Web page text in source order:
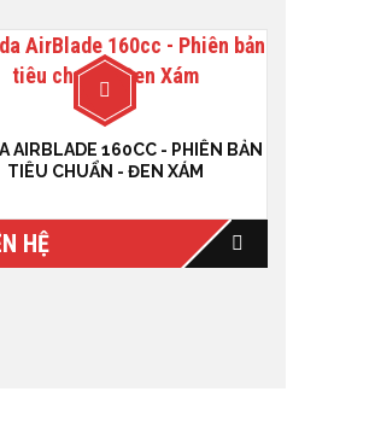
AIRBLADE 160CC - PHIÊN BẢN
TIÊU CHUẨN - ĐEN XÁM
HỆ